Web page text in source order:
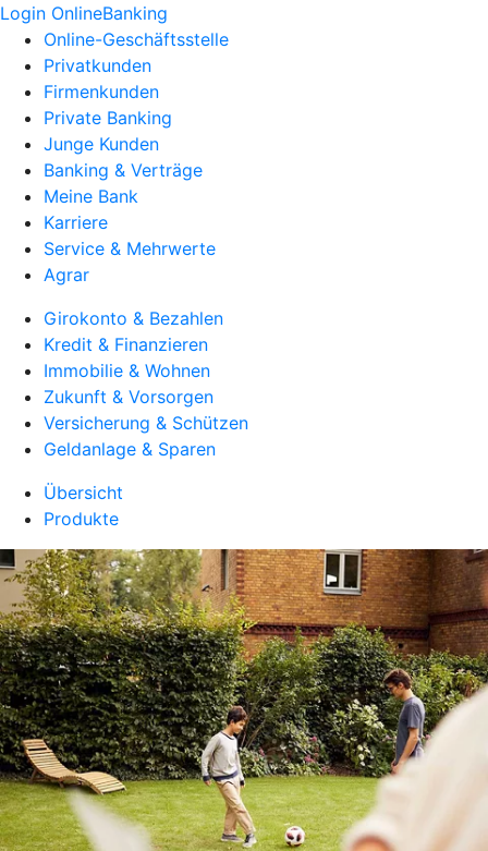
Login OnlineBanking
Online-Geschäftsstelle
Privatkunden
Firmenkunden
Private Banking
Junge Kunden
Banking & Verträge
Meine Bank
Karriere
Service & Mehrwerte
Agrar
Girokonto & Bezahlen
Kredit & Finanzieren
Immobilie & Wohnen
Zukunft & Vorsorgen
Versicherung & Schützen
Geldanlage & Sparen
Übersicht
Produkte